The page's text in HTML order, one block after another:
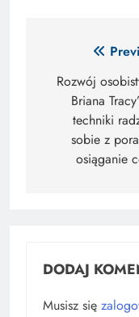
Nawigacja
wpisu
Rozwój
Briana
techniki
sobie z
osiąganie
DODAJ
Musisz się